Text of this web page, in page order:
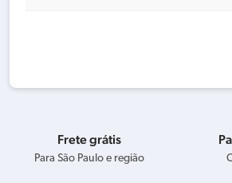
Frete grátis
Para São Paulo e região